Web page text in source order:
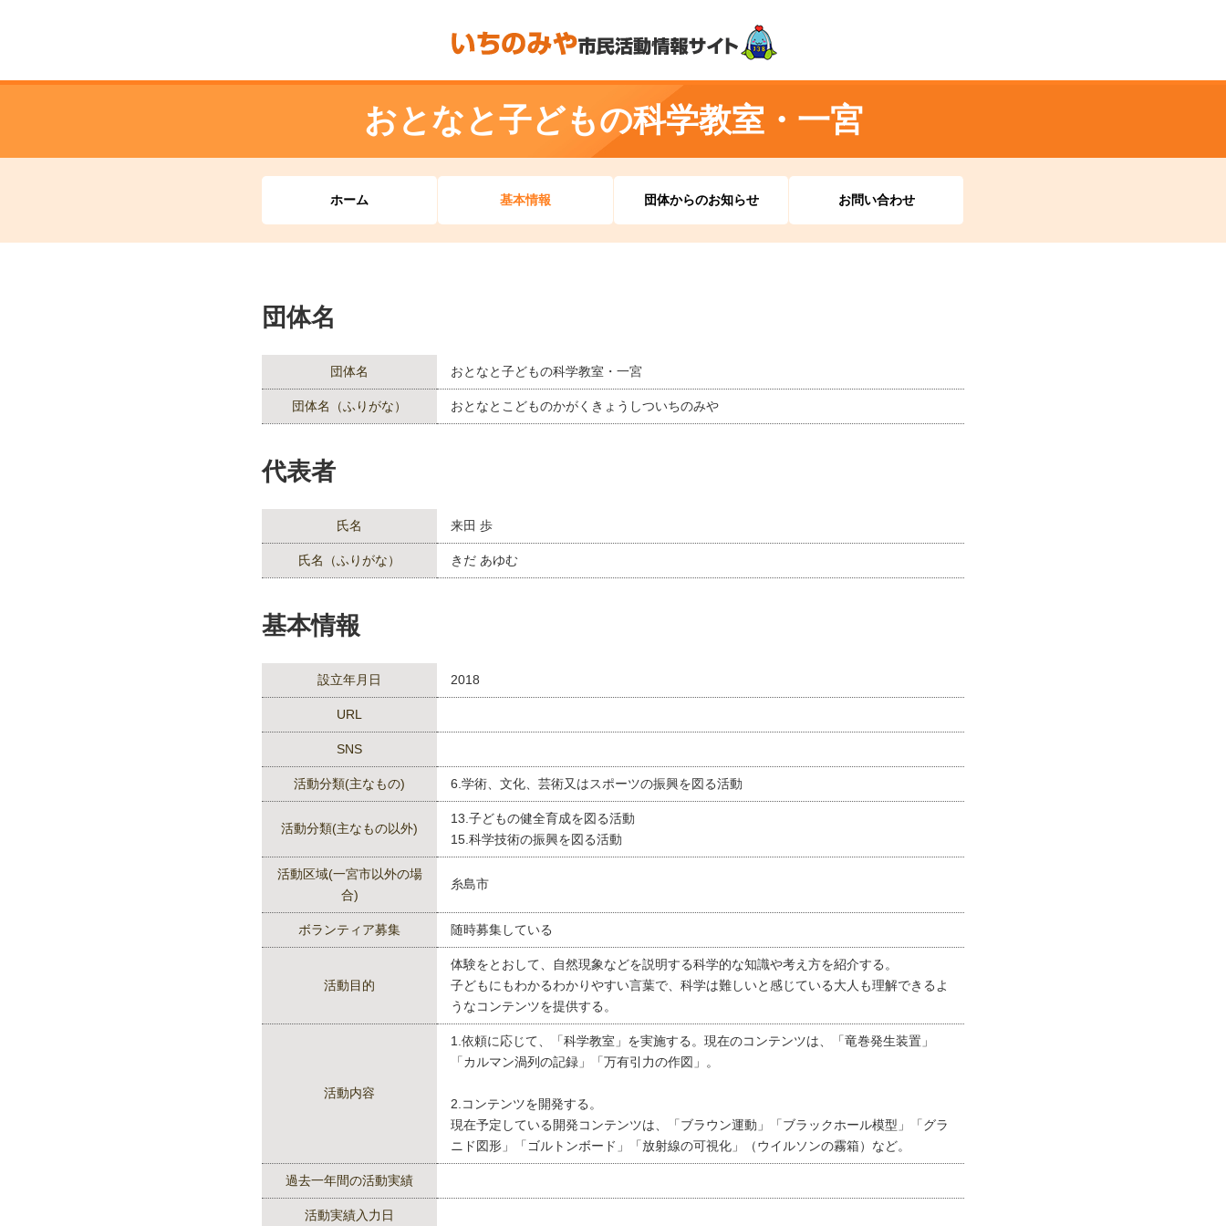
おとなと子どもの科学教室・一宮
ホーム 基本情報 団体からのお知らせ お問い合わせ
団体名
団体名 おとなと子どもの科学教室・一宮
団体名（ふりがな） おとなとこどものかがくきょうしついちのみや
代表者
氏名 来田 歩
氏名（ふりがな） きだ あゆむ
基本情報
設立年月日 2018
URL
SNS
活動分類(主なもの) 6.学術、文化、芸術又はスポーツの振興を図る活動
活動分類(主なもの以外)
13.子どもの健全育成を図る活動
15.科学技術の振興を図る活動
活動区域(一宮市以外の場
合)
糸島市
ボランティア募集 随時募集している
活動目的
体験をとおして、自然現象などを説明する科学的な知識や考え方を紹介する。
子どもにもわかるわかりやすい言葉で、科学は難しいと感じている大人も理解できるよ
うなコンテンツを提供する。
活動内容
1.依頼に応じて、「科学教室」を実施する。現在のコンテンツは、「竜巻発生装置」
「カルマン渦列の記録」「万有引力の作図」。
2.コンテンツを開発する。
現在予定している開発コンテンツは、「ブラウン運動」「ブラックホール模型」「グラ
ニド図形」「ゴルトンボード」「放射線の可視化」（ウイルソンの霧箱）など。
過去一年間の活動実績
活動実績入力日